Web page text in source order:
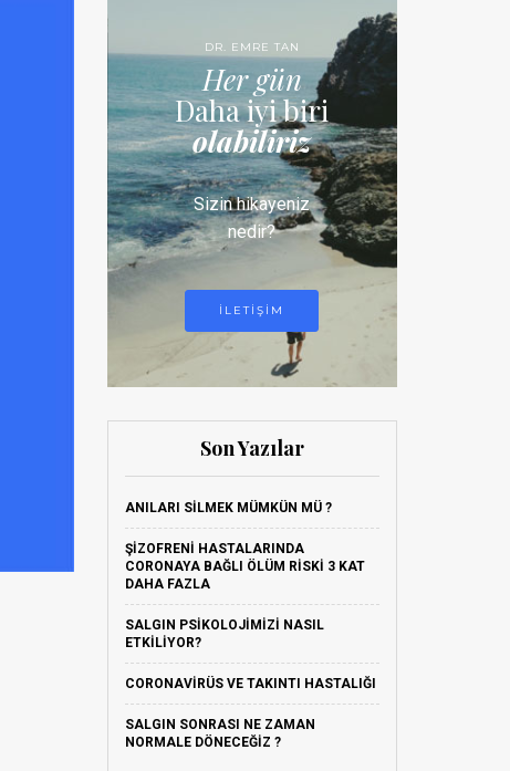
DR. EMRE TAN
Her gün
Daha iyi biri
olabiliriz
Sizin hikayeniz
nedir?
ILETIŞIM
Son Yazılar
ANILARI SILMEK MÜMKÜN MÜ ?
ŞIZOFRENI HASTALARINDA
CORONAYA BAĞLI ÖLÜM RISKI 3 KAT
DAHA FAZLA
SALGIN PSIKOLOJIMIZI NASIL
ETKILIYOR?
CORONAVIRÜS VE TAKINTI HASTALIĞI
SALGIN SONRASI NE ZAMAN
NORMALE DÖNECEĞIZ ?